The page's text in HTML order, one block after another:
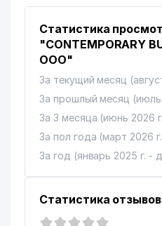
Статистика
"CONTEMPORARY
ООО"
За текущий месяц
За прошлый месяц (июль
За 3 месяца (июнь 2026
За пол года (март 2026
За год (январь 2025 г. -
Статистика